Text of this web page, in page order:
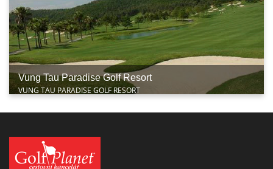
Vung Tau Paradise Golf Resort
VUNG TAU PARADISE GOLF RESORT